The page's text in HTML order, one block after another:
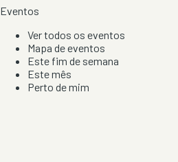
Eventos
Ver todos os eventos
Mapa de eventos
Este fim de semana
Este mês
Perto de mim